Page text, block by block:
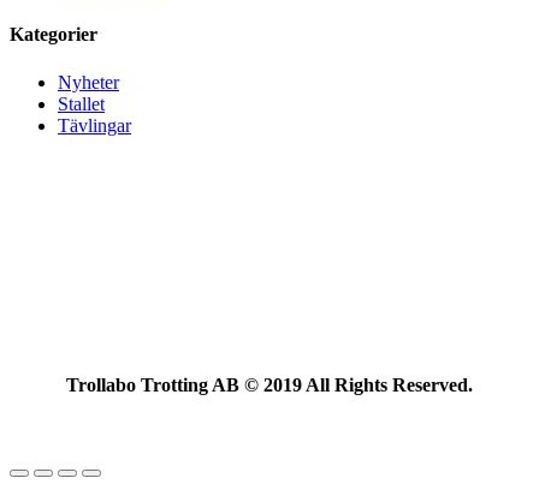
Kategorier
Nyheter
Stallet
Tävlingar
Trollabo Trotting AB © 2019 All Rights Reserved.